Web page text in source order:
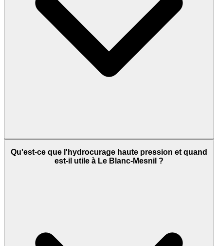
Qu'est-ce que l'hydrocurage haute pression et quand
est-il utile à Le Blanc-Mesnil ?